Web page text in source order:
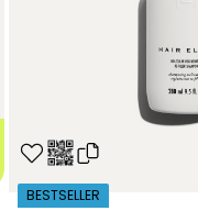
BESTSELLER